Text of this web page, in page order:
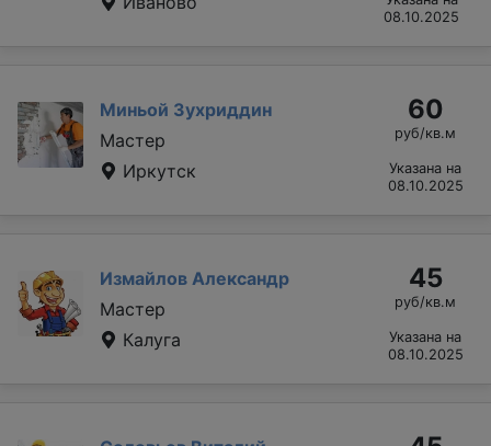
08.10.2025
Миньой Зухриддин
Мастер
Иркутск
60
руб/кв.м
Указана на
08.10.2025
Измайлов Александр
Мастер
Калуга
45
руб/кв.м
Указана на
08.10.2025